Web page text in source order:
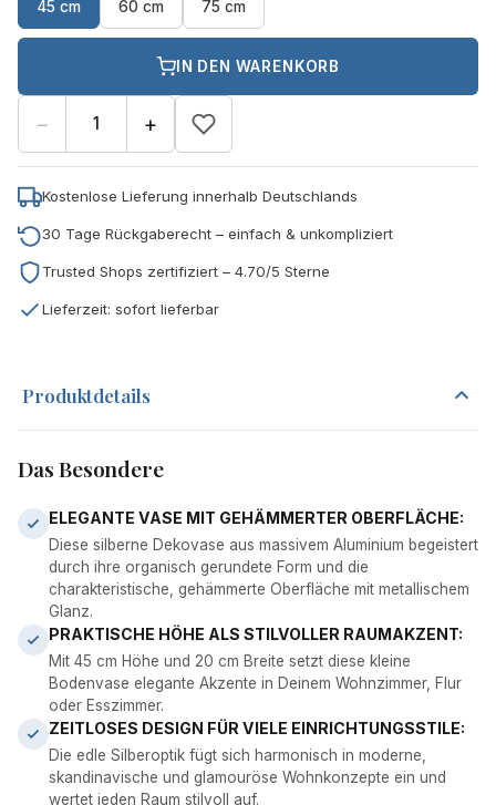
45 cm
60 cm 75 cm
− +
IN DEN WARENKORB
Kostenlose Lieferung innerhalb Deutschlands
30 Tage Rückgaberecht – einfach & unkompliziert
Trusted Shops zertifiziert – 4.70/5 Sterne
Lieferzeit: sofort lieferbar
Produktdetails
Das Besondere
ELEGANTE VASE MIT GEHÄMMERTER OBERFLÄCHE:
Diese silberne Dekovase aus massivem Aluminium begeistert
durch ihre organisch gerundete Form und die
charakteristische, gehämmerte Oberfläche mit metallischem
Glanz.
PRAKTISCHE HÖHE ALS STILVOLLER RAUMAKZENT:
Mit 45 cm Höhe und 20 cm Breite setzt diese kleine
Bodenvase elegante Akzente in Deinem Wohnzimmer, Flur
oder Esszimmer.
ZEITLOSES DESIGN FÜR VIELE EINRICHTUNGSSTILE:
Die edle Silberoptik fügt sich harmonisch in moderne,
skandinavische und glamouröse Wohnkonzepte ein und
wertet jeden Raum stilvoll auf.